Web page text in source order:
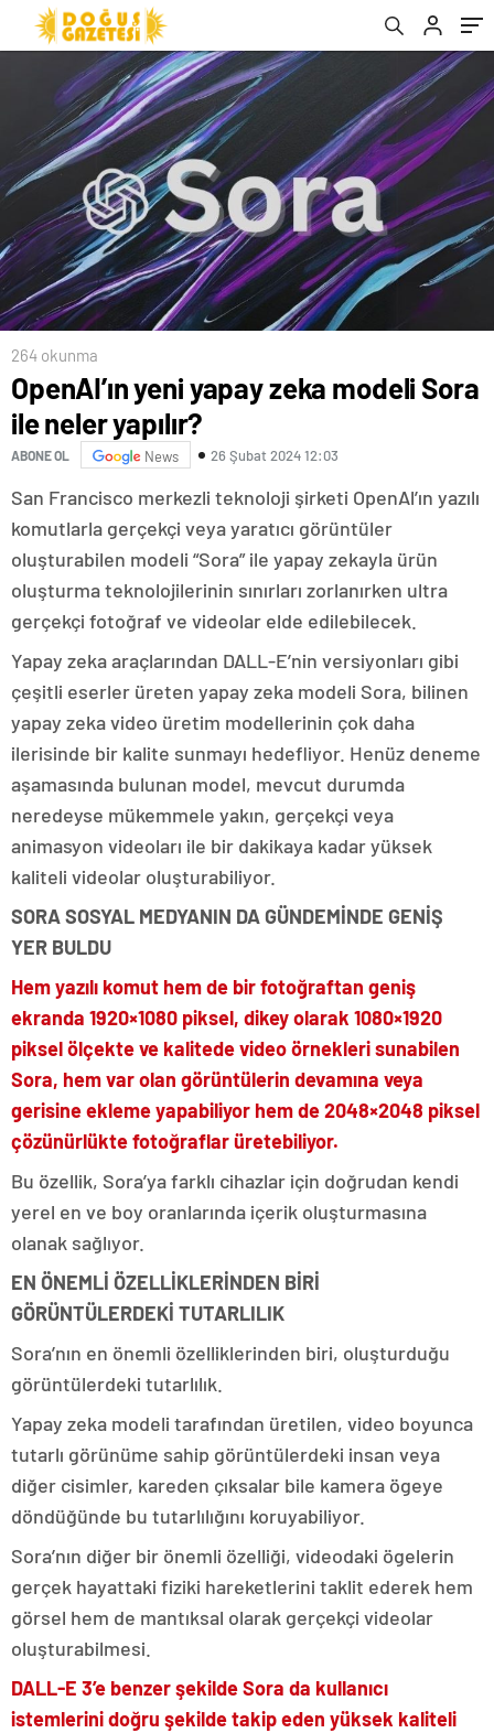
264 okunma
OpenAI’ın yeni yapay zeka modeli Sora
ile neler yapılır?
ABONE OL News 26 Şubat 2024 12:03
San Francisco merkezli teknoloji şirketi OpenAl’ın yazılı
komutlarla gerçekçi veya yaratıcı görüntüler
oluşturabilen modeli “Sora” ile yapay zekayla ürün
oluşturma teknolojilerinin sınırları zorlanırken ultra
gerçekçi fotoğraf ve videolar elde edilebilecek.
Yapay zeka araçlarından DALL-E’nin versiyonları gibi
çeşitli eserler üreten yapay zeka modeli Sora, bilinen
yapay zeka video üretim modellerinin çok daha
ilerisinde bir kalite sunmayı hedefliyor. Henüz deneme
aşamasında bulunan model, mevcut durumda
neredeyse mükemmele yakın, gerçekçi veya
animasyon videoları ile bir dakikaya kadar yüksek
kaliteli videolar oluşturabiliyor.
SORA SOSYAL MEDYANIN DA GÜNDEMİNDE GENİŞ
YER BULDU
Hem yazılı komut hem de bir fotoğraftan geniş
ekranda 1920×1080 piksel, dikey olarak 1080×1920
piksel ölçekte ve kalitede video örnekleri sunabilen
Sora, hem var olan görüntülerin devamına veya
gerisine ekleme yapabiliyor hem de 2048×2048 piksel
çözünürlükte fotoğraflar üretebiliyor.
Bu özellik, Sora’ya farklı cihazlar için doğrudan kendi
yerel en ve boy oranlarında içerik oluşturmasına
olanak sağlıyor.
EN ÖNEMLİ ÖZELLİKLERİNDEN BİRİ
GÖRÜNTÜLERDEKİ TUTARLILIK
Sora’nın en önemli özelliklerinden biri, oluşturduğu
görüntülerdeki tutarlılık.
Yapay zeka modeli tarafından üretilen, video boyunca
tutarlı görünüme sahip görüntülerdeki insan veya
diğer cisimler, kareden çıksalar bile kamera ögeye
döndüğünde bu tutarlılığını koruyabiliyor.
Sora’nın diğer bir önemli özelliği, videodaki ögelerin
gerçek hayattaki fiziki hareketlerini taklit ederek hem
görsel hem de mantıksal olarak gerçekçi videolar
oluşturabilmesi.
DALL-E 3’e benzer şekilde Sora da kullanıcı
istemlerini doğru şekilde takip eden yüksek kaliteli